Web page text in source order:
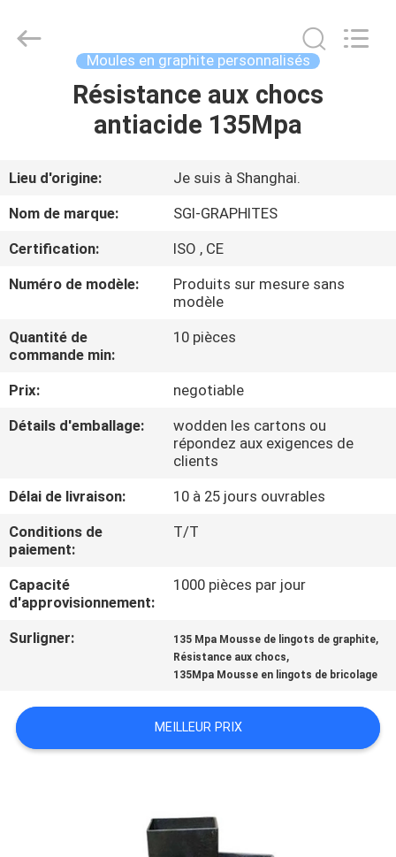
APERÇU
A
PROPOS
NOUS
VISITE
D'USINE
CONTRÔLE
LA
QUALITÉ
CONTACT
NOUVELLES
DEMANDE
DE
SOUMISSION
Reserved.
Developed
Moules en graphite personnalisés
Résistance aux chocs
antiacide 135Mpa
Lieu d'origine:
Je suis à Shanghai.
Nom de marque:
SGI-GRAPHITES
Certification:
ISO , CE
Numéro de modèle:
Produits sur mesure sans
modèle
Quantité de
commande min:
10 pièces
Prix:
negotiable
Détails d'emballage:
wodden les cartons ou
répondez aux exigences de
clients
Délai de livraison:
10 à 25 jours ouvrables
Conditions de
paiement:
T/T
Capacité
d'approvisionnement:
1000 pièces par jour
Surligner: 135 Mpa Mousse de lingots de graphite,
Résistance aux chocs,
135Mpa Mousse en lingots de bricolage
MEILLEUR PRIX